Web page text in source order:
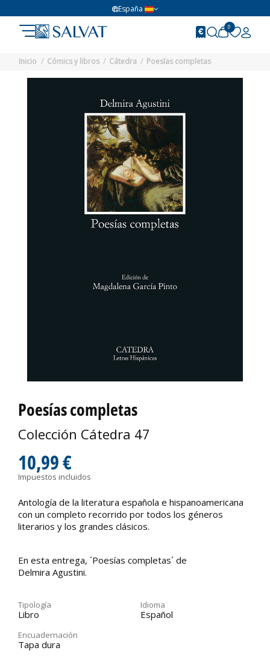
España
0
Inicio Cómics y libros Cátedra Poesías completas
Poesías completas
Colección Cátedra 47
10,99 €
Impuestos incluidos
Antología de la literatura española e hispanoamericana
con un completo recorrido por todos los géneros
literarios y los grandes clásicos.
En esta entrega, ´Poesías completas´ de
Delmira Agustini.
Tipología
Libro
Idioma
Español
Encuadernación
Tapa dura